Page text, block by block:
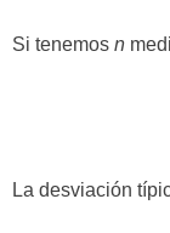
Si tenemos n
La desviación